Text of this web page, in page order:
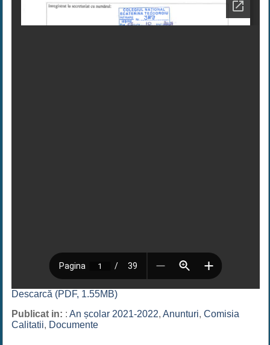
Descarcă (PDF, 1.55MB)
Publicat in: : An școlar 2021-2022, Anunturi, Comisia
Calitatii, Documente